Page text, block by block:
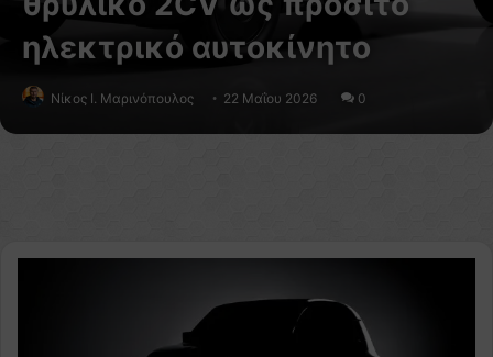
ηλεκτρικό αυτοκίνητο
Nίκος Ι. Mαρινόπουλος 22 Μαΐου 2026 0